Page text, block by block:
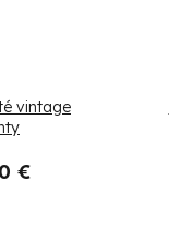
vintage
€